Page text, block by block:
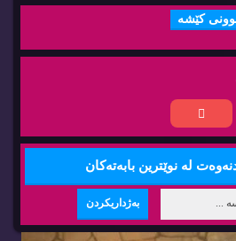
بوونی كێشه‌
له‌ نوێترین بابه‌ته‌كان